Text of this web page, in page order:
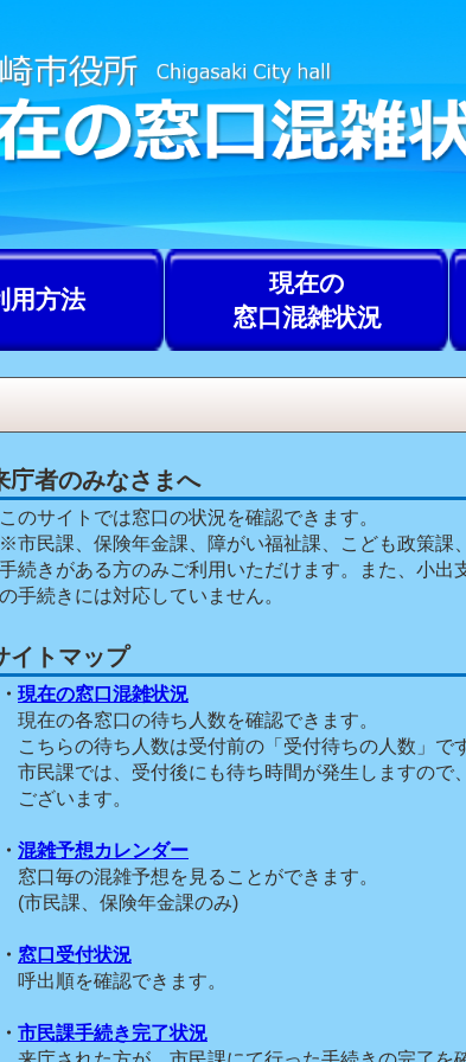
用方法
現在の
窓口混雑状況
庁者のみなさまへ
このサイトでは窓口の状況を確認できます。
※市民課、保険年金課、障がい福祉課、こども政策課
手続きがある方のみご利用いただけます。また、小出
の手続きには対応していません。
イトマップ
・ 現在の窓口混雑状況
現在の各窓口の待ち人数を確認できます。
こちらの待ち人数は受付前の「受付待ちの人数」で
市民課では、受付後にも待ち時間が発生しますので
ございます。
・ 混雑予想カレンダー
窓口毎の混雑予想を見ることができます。
(市民課、保険年金課のみ)
・ 窓口受付状況
呼出順を確認できます。
・ 市民課手続き完了状況